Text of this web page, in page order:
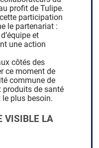
profit de Tulipe.
participation
le partenariat :
et
une action
côtés des
ce moment de
commune de
produits de santé
le plus besoin.
VISIBLE LA